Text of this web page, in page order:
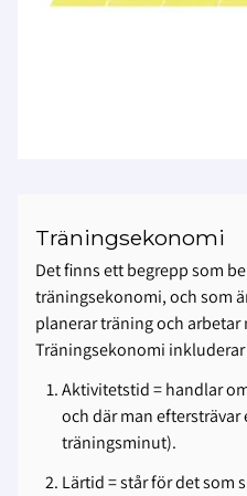
Träningsekonomi
Det finns ett begrepp som
träningsekonomi, och som
planerar träning och
Träningsekonomi inkluderar
Aktivitetstid= handlar
och där man
träningsminut).
Lärtid= står för det som